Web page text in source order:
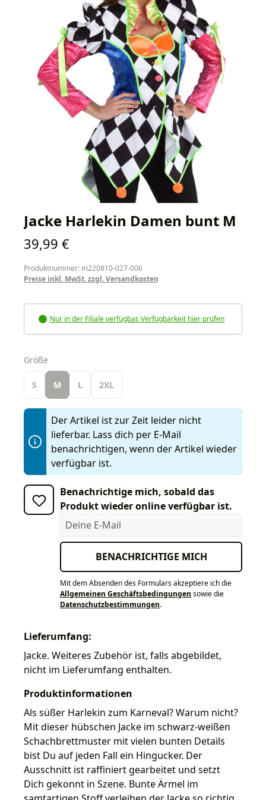
Jacke Harlekin Damen bunt M
Regulärer Preis:
39,99 €
Produktnummer: m220810-027-006
Preise inkl. MwSt. zzgl. Versandkosten
Nur in der Filiale verfügbar. Verfügbarkeit hier prüfen
Größe
S M L 2XL
Der Artikel ist zur Zeit leider nicht
lieferbar. Lass dich per E-Mail
benachrichtigen, wenn der Artikel wieder
verfügbar ist.
Benachrichtige mich, sobald das
Produkt wieder online verfügbar ist.
Deine E-Mail
BENACHRICHTIGE MICH
Mit dem Absenden des Formulars akzeptiere ich die
Allgemeinen Geschäftsbedingungen sowie die
Datenschutzbestimmungen.
Lieferumfang:
Jacke. Weiteres Zubehör ist, falls abgebildet,
nicht im Lieferumfang enthalten.
Produktinformationen
Als süßer Harlekin zum Karneval? Warum nicht?
Mit dieser hübschen Jacke im schwarz-weißen
Schachbrettmuster mit vielen bunten Details
bist Du auf jeden Fall ein Hingucker. Der
Ausschnitt ist raffiniert gearbeitet und setzt
Dich gekonnt in Szene. Bunte Ärmel im